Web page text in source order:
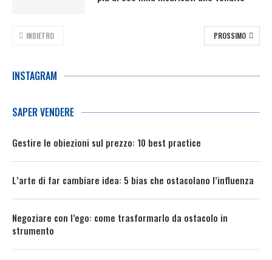
INDIETRO PROSSIMO
INSTAGRAM
SAPER VENDERE
Gestire le obiezioni sul prezzo: 10 best practice
L’arte di far cambiare idea: 5 bias che ostacolano l’influenza
Negoziare con l’ego: come trasformarlo da ostacolo in
strumento